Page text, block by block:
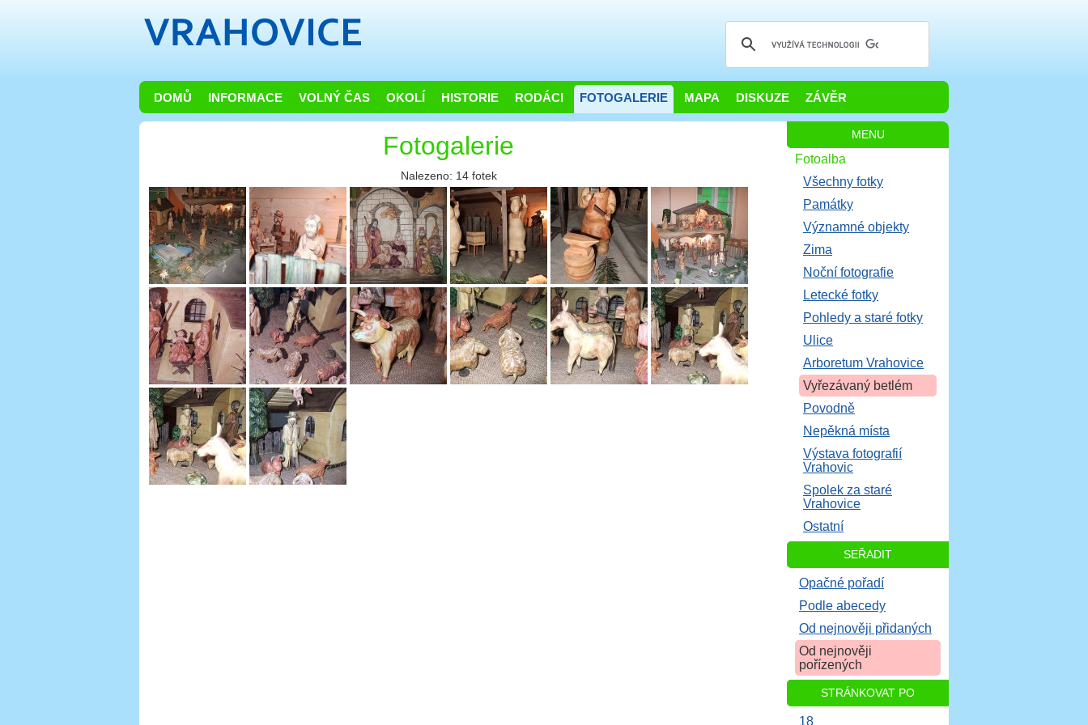
DOMŮ INFORMACE VOLNÝ ČAS OKOLÍ HISTORIE RODÁCI FOTOGALERIE MAPA DISKUZE ZÁVĚR
Fotogalerie
Nalezeno: 14 fotek
MENU
Fotoalba
Všechny fotky
Památky
Významné objekty
Zima
Noční fotografie
Letecké fotky
Pohledy a staré fotky
Ulice
Arboretum Vrahovice
Vyřezávaný betlém
Povodně
Nepěkná místa
Výstava fotografií
Vrahovic
Spolek za staré
Vrahovice
Ostatní
SEŘADIT
Opačné pořadí
Podle abecedy
Od nejnověji přidaných
Od nejnověji
pořízených
STRÁNKOVAT PO
18